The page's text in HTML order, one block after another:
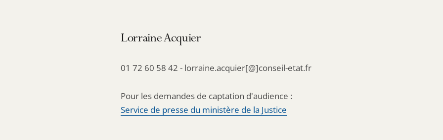
Lorraine Acquier
01 72 60 58 42 - lorraine.acquier[@]conseil-etat.fr
Pour les demandes de captation d'audience :
Service de presse du ministère de la Justice